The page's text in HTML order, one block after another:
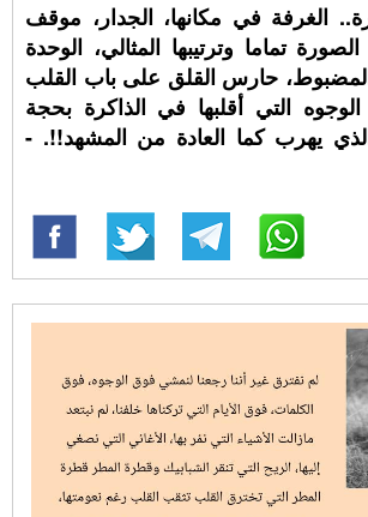
الغرفة في مكانها، الجدار، موقف
تماما وترتيبها المثالي، الوحدة
المضبوط، حارس القلق على باب القلب
التي أقلبها في الذاكرة بحجة
يهرب كما العادة من المشهد!!. -